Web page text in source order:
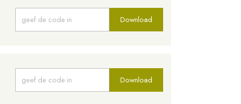
Download
Download